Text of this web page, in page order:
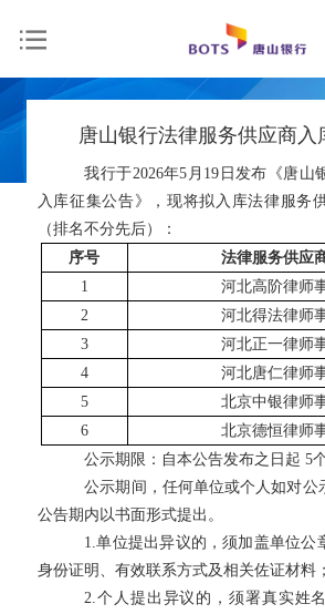
唐山银行法律服务供应商入
我行于2026年5月19日发布《唐山
入库征集公告》，现将拟入库法律服务
（排名不分先后）：
序号
法律服务供应
1
河北高阶律师
2
河北得法律师
3
河北正一律师
4
河北唐仁律师
5
北京中银律师
6
北京德恒律师
公示期限：自本公告发布之日起 5
公示期间，任何单位或个人如对公
公告期内以书面形式提出。
1.单位提出异议的，须加盖单位公
身份证明、有效联系方式及相关佐证材料；
2.个人提出异议的，须署真实姓